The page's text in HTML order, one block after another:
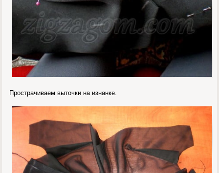
Прострачиваем выточки на изнанке.